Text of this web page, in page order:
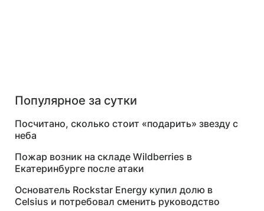
Популярное за сутки
Посчитано, сколько стоит «подарить» звезду с
неба
Пожар возник на складе Wildberries в
Екатеринбурге после атаки
Основатель Rockstar Energy купил долю в
Celsius и потребовал сменить руководство